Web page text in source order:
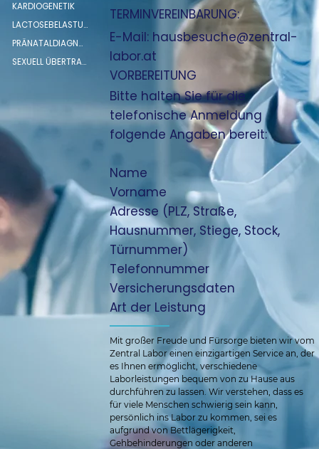
KARDIOGENETIK
LACTOSEBELASTUNG
PRÄNATALDIAGNOSTIK
SEXUELL ÜBERTRAGBARE KRANKHEITEN
TERMINVEREINBARUNG:
E-Mail: hausbesuche@zentral-
labor.at
VORBEREITUNG
Bitte halten Sie für die
telefonische Anmeldung
folgende Angaben bereit:
Name
Vorname
Adresse (PLZ, Straße,
Hausnummer, Stiege, Stock,
Türnummer)
Telefonnummer
Versicherungsdaten
Art der Leistung
Mit großer Freude und Fürsorge bieten wir vom
Zentral Labor einen einzigartigen Service an, der
es Ihnen ermöglicht, verschiedene
Laborleistungen bequem von zu Hause aus
durchführen zu lassen. Wir verstehen, dass es
für viele Menschen schwierig sein kann,
persönlich ins Labor zu kommen, sei es
aufgrund von Bettlägerigkeit,
Gehbehinderungen oder anderen